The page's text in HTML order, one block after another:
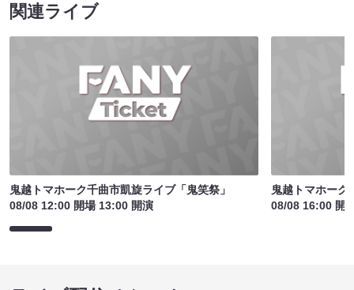
関連ライブ
鬼越トマホーク千曲市凱旋ライブ「鬼笑祭」
08/08 12:00 開場 13:00 開演
鬼越トマホーク
08/08 16:00 開